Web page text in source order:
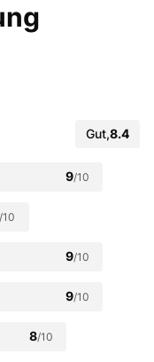
Gut,8.4
9/10
/10
9/10
9/10
8/10